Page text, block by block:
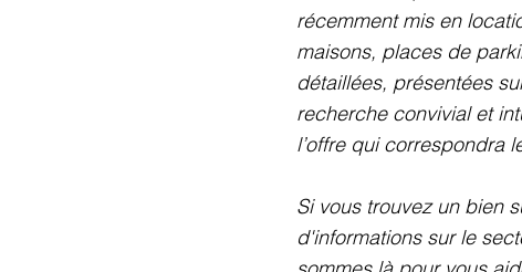
récemment mis en
maisons, places de
détaillées, présentées
recherche convivial et
l’offre qui correspondra
Si vous trouvez un bien
d'informations sur le